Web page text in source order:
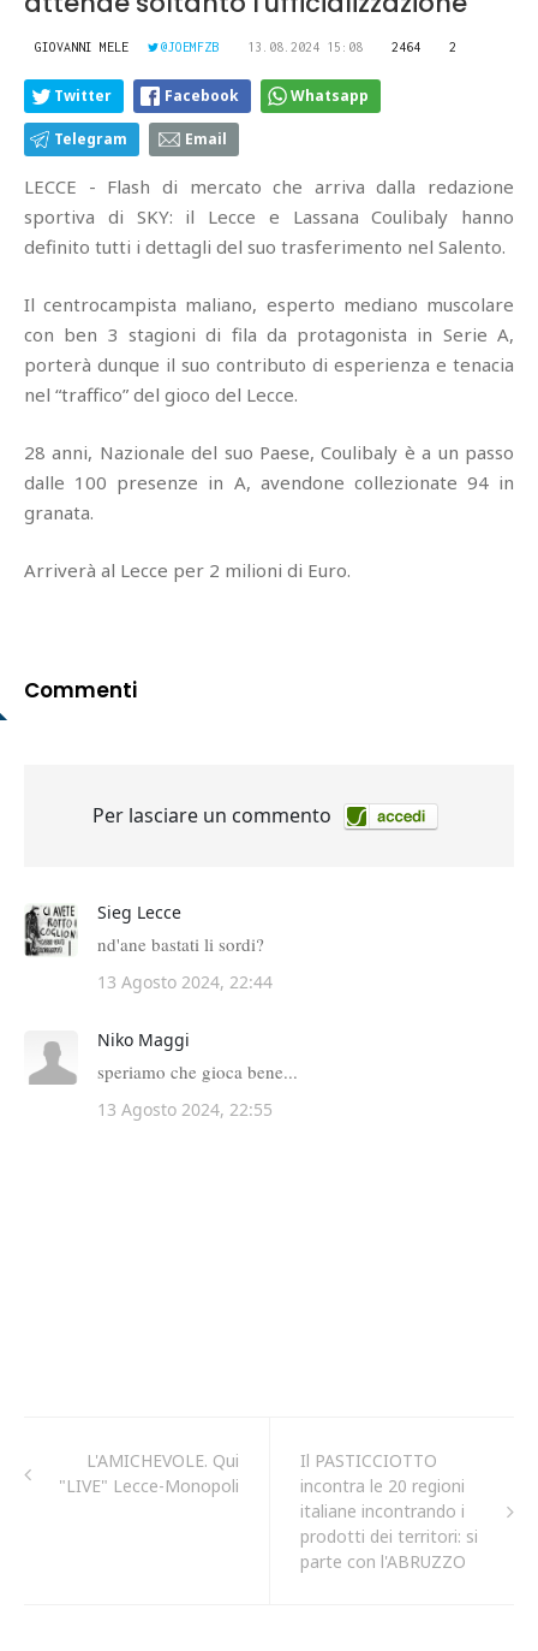
GIOVANNI MELE @JOEMFZB 13.08.2024 15:08 2464 2
Twitter Facebook Whatsapp
Telegram Email
LECCE - Flash di mercato che arriva dalla redazione
sportiva di SKY: il Lecce e Lassana Coulibaly hanno
definito tutti i dettagli del suo trasferimento nel Salento.
Il centrocampista maliano, esperto mediano muscolare
con ben 3 stagioni di fila da protagonista in Serie A,
porterà dunque il suo contributo di esperienza e tenacia
nel “traffico” del gioco del Lecce.
28 anni, Nazionale del suo Paese, Coulibaly è a un passo
dalle 100 presenze in A, avendone collezionate 94 in
granata.
Arriverà al Lecce per 2 milioni di Euro.
Commenti
L'AMICHEVOLE. Qui
"LIVE" Lecce-Monopoli
Il PASTICCIOTTO
incontra le 20 regioni
italiane incontrando i
prodotti dei territori: si
parte con l'ABRUZZO